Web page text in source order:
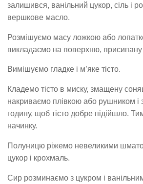
залишився, ванільний цукор, сіль і
вершкове масло.
Розмішуємо масу ложкою або
викладаємо на поверхню,
Вимішуємо гладке і м’яке тісто.
Кладемо тісто в миску, змащену
накриваємо плівкою або рушником
годину, щоб тісто добре підійшло.
начинку.
Полуницю ріжемо невеликими
цукор і крохмаль.
Сир розминаємо з цукром і